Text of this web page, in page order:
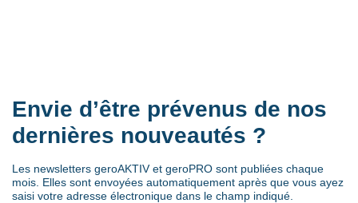
Envie d’être prévenus de nos
dernières nouveautés ?
Les newsletters geroAKTIV et geroPRO sont publiées chaque
mois. Elles sont envoyées automatiquement après que vous ayez
saisi votre adresse électronique dans le champ indiqué.